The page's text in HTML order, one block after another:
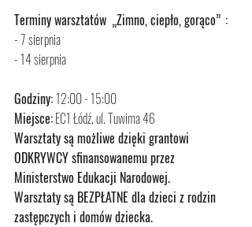
Terminy warsztatów „Zimno, ciepło, gorąco” :
- 7 sierpnia
- 14 sierpnia
Godziny: 12:00 - 15:00
Miejsce: EC1 Łódź, ul. Tuwima 46
Warsztaty są możliwe dzięki grantowi
ODKRYWCY sfinansowanemu przez
Ministerstwo Edukacji Narodowej.
Warsztaty są BEZPŁATNE dla dzieci z rodzin
zastępczych i domów dziecka.